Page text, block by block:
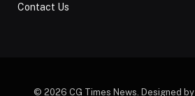
Contact Us
© 2026 CG Times News. Designed by